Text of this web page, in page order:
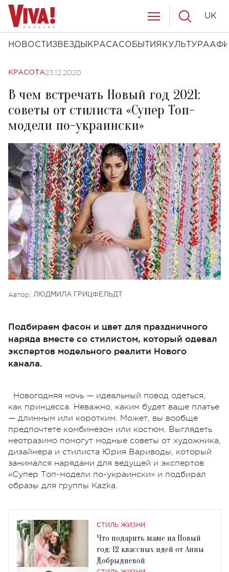
НОВОСТИ ЗВЕЗДЫ КРАСАСОБЫТИЯ КУЛЬТУРА
UK
КРАСОТА23.12.2020
В чем встречать Новый год 2021:
советы от стилиста «Супер Топ-
модели по-украински»
Автор: ЛЮДМИЛА ГРИЦФЕЛЬДТ
Подбираем фасон и цвет для праздничного
наряда вместе со стилистом, который одевал
экспертов модельного реалити Нового
канала.
Новогодняя ночь — идеальный повод одеться,
как принцесса. Неважно, каким будет ваше платье
— длинным или коротким. Может, вы вообще
предпочтете комбинезон или костюм. Выглядеть
неотразимо помогут модные советы от художника,
дизайнера и стилиста Юрия Вариводы, который
занимался нарядами для ведущей и экспертов
«Супер Топ-модели по-украински» и подбирал
образы для группы Kazka.
СТИЛЬ ЖИЗНИ
Что подарить маме на Новый
год: 12 классных идей от Анны
Добрыдневой